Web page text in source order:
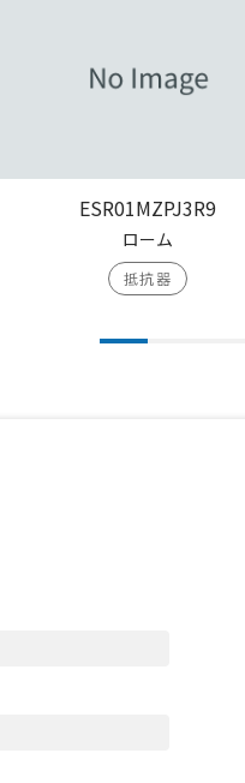
ESR01MZPJ3R9
ローム
抵抗器